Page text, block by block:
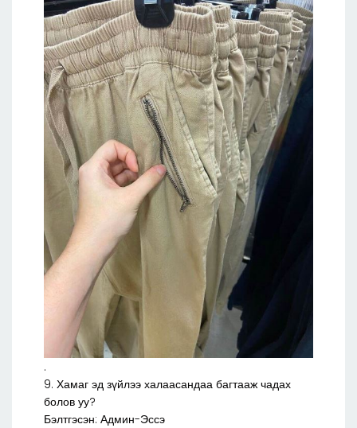
.
9. Хамаг эд зүйлээ халаасандаа багтааж чадах
болов уу?
Бэлтгэсэн: Админ-Эссэ